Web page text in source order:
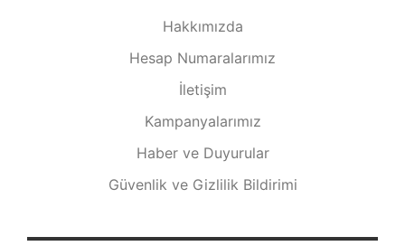
Hakkımızda
Hesap Numaralarımız
İletişim
Kampanyalarımız
Haber ve Duyurular
Güvenlik ve Gizlilik Bildirimi